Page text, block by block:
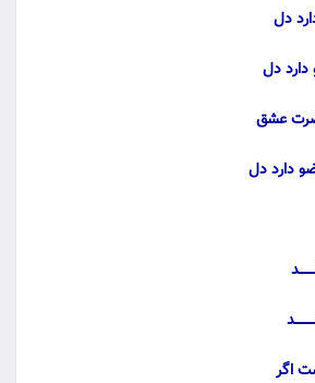
دارد دل
رو دارد دل
عشق
دارد دل
اگر